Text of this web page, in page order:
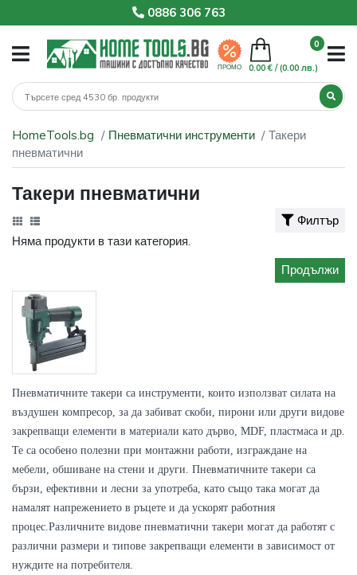
0886 306 763
ПРОМО
0
0.00 € /(0.00 лв.)
HomeTools.bg Пневматични инструменти
Такери
пневматични
Такери пневматични
Филтър
Няма продукти в тази категория.
Продължи
Пневматичните такери са инструменти, които използват силата на
въздушен компресор, за да забиват скоби, пирони или други видове
закрепващи елементи в материали като дърво, MDF, пластмаса и др.
Те са особено полезни при монтажни работи, изграждане на
мебели, обшиване на стени и други. Пневматичните такери са
бързи, ефективни и лесни за употреба, като също така могат да
намалят напрежението в ръцете и да ускорят работния
процес. Различните видове пневматични такери могат да работят с
различни размери и типове закрепващи елементи в зависимост от
нуждите на потребителя.